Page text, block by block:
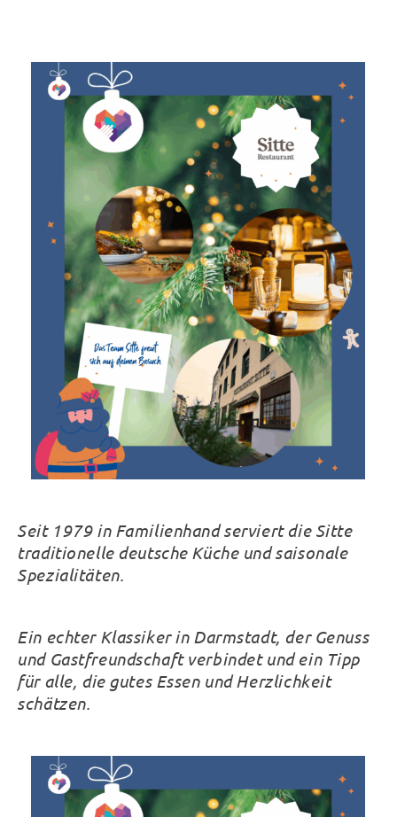
Seit 1979 in Familienhand serviert die Sitte
traditionelle deutsche Küche und saisonale
Spezialitäten.
Ein echter Klassiker in Darmstadt, der Genuss
und Gastfreundschaft verbindet und ein Tipp
für alle, die gutes Essen und Herzlichkeit
schätzen.